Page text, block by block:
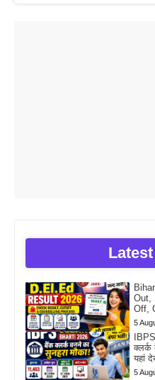
Out,
Off,
5
क्लर्क
यहां
5